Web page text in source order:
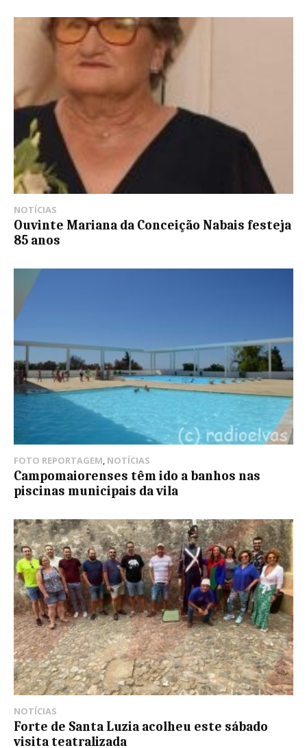
NOTÍCIAS
Ouvinte Mariana da Conceição Nabais festeja
85 anos
FOTO REPORTAGEM NOTÍCIAS
Campomaiorenses têm ido a banhos nas
piscinas municipais da vila
NOTÍCIAS
Forte de Santa Luzia acolheu este sábado
visita teatralizada